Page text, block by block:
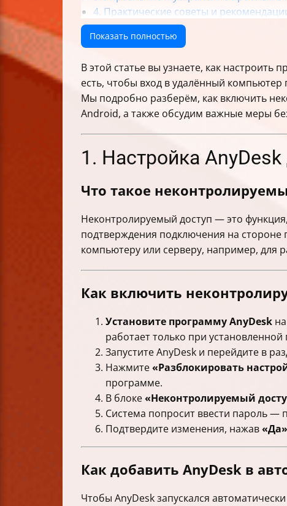
4. Практические советы и
Итог
Показать полностью
В этой статье вы узнаете, как
есть, чтобы вход в удалённый
Мы подробно разберём, как включить
Android, а также обсудим важные меры
1. Настройка
Что такое
Неконтролируемый доступ — это
подтверждения подключения на стороне
компьютеру или серверу, например, для
Как включить
Установите программу AnyDesk
работает только при
Запустите AnyDesk и перейдите в
Нажмите«Разблокировать
программе.
В блоке«Неконтролируемый
Система попросит ввести пароль
Подтвердите изменения, нажав«Да»
Как добавить AnyDesk в
Чтобы AnyDesk запускался